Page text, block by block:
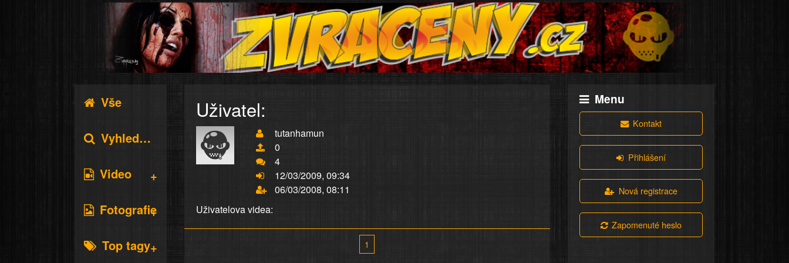
Vše
Vyhledávání
Video
Fotografie
Top tagy
Uživatel:
tutanhamun
0
4
12/03/2009, 09:34
06/03/2008, 08:11
Uživatelova videa:
1
Menu
Kontakt
Přihlášení
Nová registrace
Zapomenuté heslo